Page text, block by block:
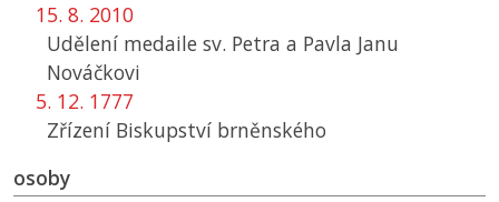
15. 8. 2010
Udělení medaile sv. Petra a Pavla Janu
Nováčkovi
5. 12. 1777
Zřízení Biskupství brněnského
osoby